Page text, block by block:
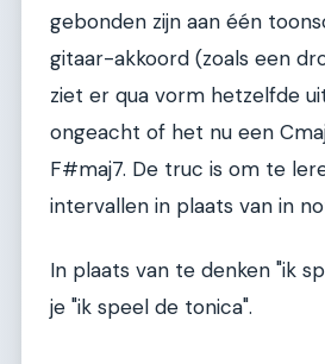
gebonden zijn aan één
gitaar-akkoord (zoals een
ziet er qua vorm hetzelfde
ongeacht of het nu een
F#maj7. De truc is om te
intervallen in plaats van in
In plaats van te denken "ik
je "ik speel de tonica".